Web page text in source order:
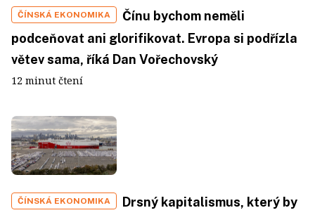
ČÍNSKÁ EKONOMIKA
Čínu bychom neměli
podceňovat ani glorifikovat. Evropa si podřízla
větev sama, říká Dan Vořechovský
12 minut čtení
ČÍNSKÁ EKONOMIKA
Drsný kapitalismus, který by